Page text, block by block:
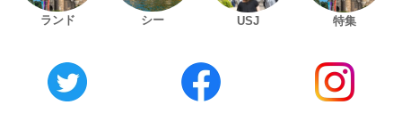
ランド シー USJ 特集